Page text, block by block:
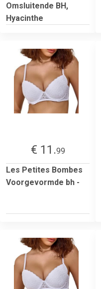
Omsluitende BH,
Hyacinthe
€ 11.99
Les Petites Bombes
Voorgevormde bh -